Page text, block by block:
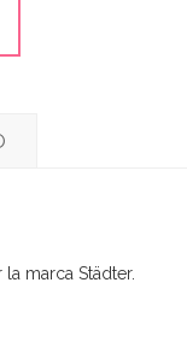
marca Städter.